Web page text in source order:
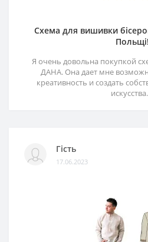
Схема для вишивки
Польщі!
Я очень довольна покупкой
ДАНА. Она дает мне
креативность и создать
Гість
17.06.2023